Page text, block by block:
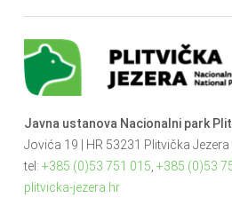
Javna ustanova Nacionalni park
Jovića 19 | HR 53231 Plitvička Jezera
tel: +385 (0)53 751 015 +385 (0)53
plitvicka-jezera.hr